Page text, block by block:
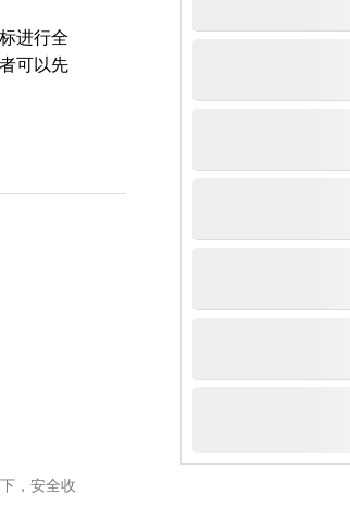
进行全
可以先
，安全收